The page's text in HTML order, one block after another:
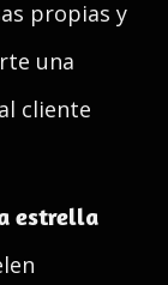
propias y
una
cliente
estrella